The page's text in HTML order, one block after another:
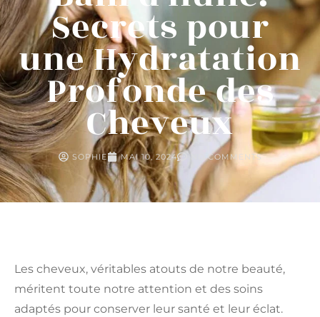
Secrets pour
une Hydratation
Profonde des
Cheveux
SOPHIE MAI 10, 2024 NO COMMENTS
Les cheveux, véritables atouts de notre beauté,
méritent toute notre attention et des soins
adaptés pour conserver leur santé et leur éclat.